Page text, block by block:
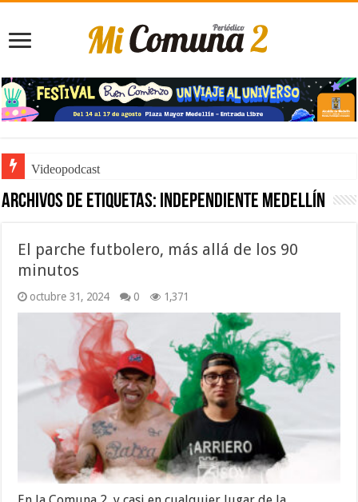
Videopodcast
Archivos de etiquetas: Independiente Medellín
El parche futbolero, más allá de los 90
minutos
octubre 31, 2024 0 1,371